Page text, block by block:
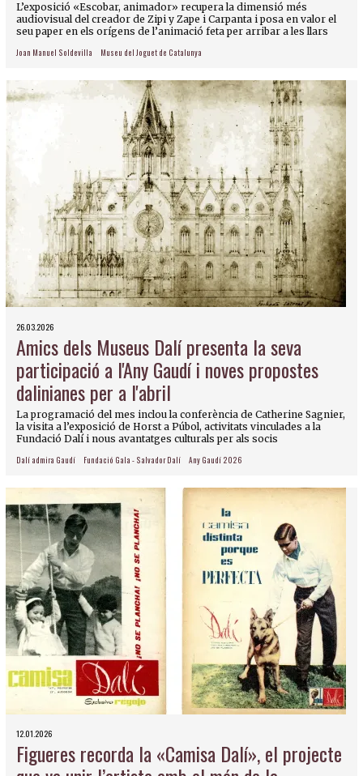
L’exposició «Escobar, animador» recupera la dimensió més
audiovisual del creador de Zipi y Zape i Carpanta i posa en valor el
seu paper en els orígens de l’animació feta per arribar a les llars
Joan Manuel Soldevilla Museu del Joguet de Catalunya
26.03.2026
Amics dels Museus Dalí presenta la seva
participació a l'Any Gaudí i noves propostes
dalinianes per a l'abril
La programació del mes inclou la conferència de Catherine Sagnier,
la visita a l’exposició de Horst a Púbol, activitats vinculades a la
Fundació Dalí i nous avantatges culturals per als socis
Dalí admira Gaudí Fundació Gala - Salvador Dalí Any Gaudí 2026
12.01.2026
Figueres recorda la «Camisa Dalí», el projecte